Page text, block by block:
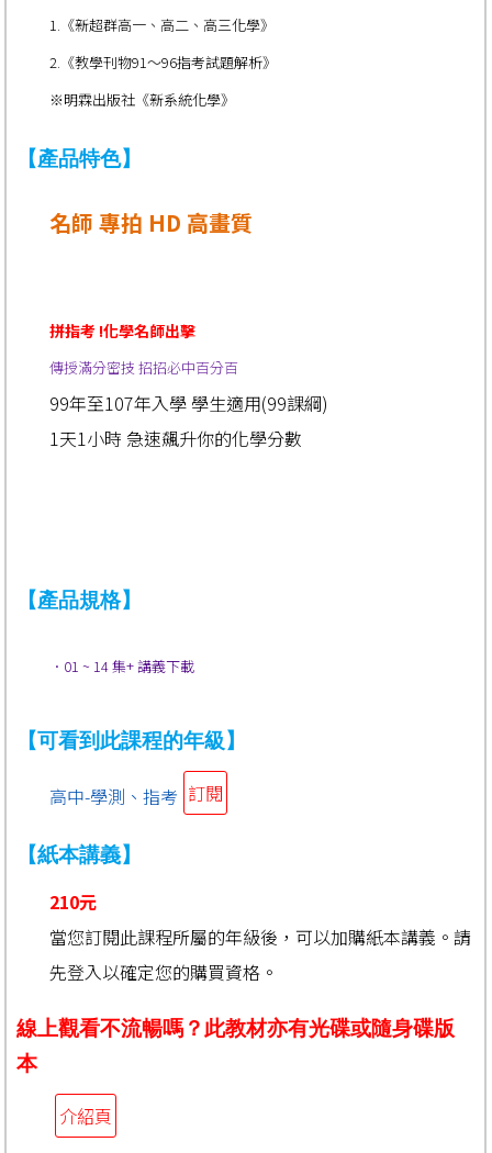
1.《新超群高一、高二、高三化學》
2.《教學刊物91～96指考試題解析》
※明霖出版社《新系統化學》
【產品特色】
名師 專拍 HD 高畫質
拼指考 !化學名師出擊
傳授滿分密技 招招必中百分百
99年至107年入學 學生適用(99課綱)
1天1小時 急速飆升你的化學分數
【產品規格】
．01 ~ 14 集+ 講義下載
【可看到此課程的年級】
高中-學測、指考 訂閱
【紙本講義】
210元
當您訂閱此課程所屬的年級後，可以加購紙本講義。請
先登入以確定您的購買資格。
線上觀看不流暢嗎？此教材亦有光碟或隨身碟版
本
介紹頁